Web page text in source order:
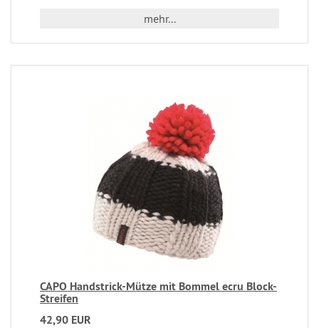
mehr...
CAPO Handstrick-Mütze mit Bommel ecru Block-
Streifen
42,90 EUR